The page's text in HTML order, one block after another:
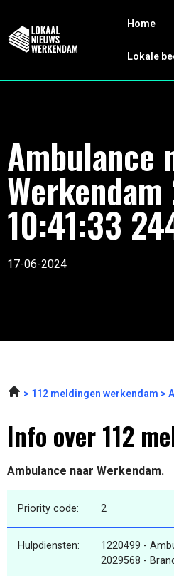
Home
Lokale
Ambulance
10:41:33
17-06-2024
112 meldingen werkendam
Info over 112
Ambulance naar Werkendam.
Priority code: 2
Hulpdiensten:
1220499 -
2029568 -